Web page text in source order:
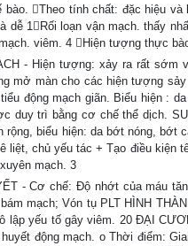
bào. Theo tính chất: đặc hiệu
dễ 1Rối loạn vận mạch. thấy
viêm. 4 Hiện tượng thực
- Hiện tượng: xảy ra rất
mở màn cho các hiện tượng
động mạch giãn. Biểu hiện :
duy trì bằng cơ chế thể dịch.
rộng, biểu hiện: da bớt nóng, bớt
liệt, chủ yếu tác + Tạo điều kiện
mạch. 3
- Cơ chế: Độ nhớt của máu
mạch; Vón tụ PLT HÌNH
lập yếu tố gây viêm. 20 ĐẠI
động mạch. o Thời điểm: